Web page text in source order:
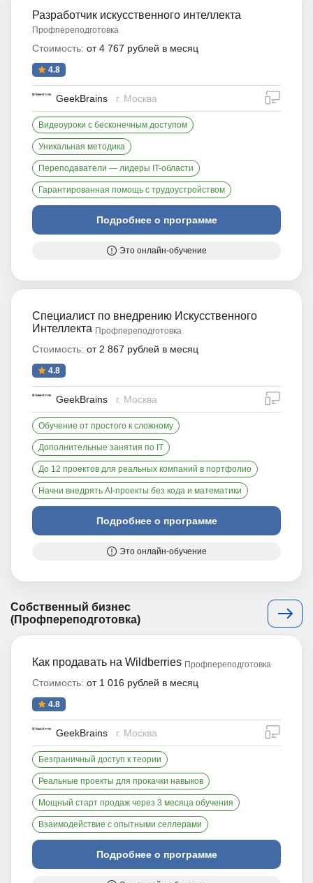
Разработчик искусственного интеллекта
Профпереподготовка
Стоимость: от 4 767 рублей в месяц
4.8
GeekBrains г. Москва
Видеоуроки с бесконечным доступом
Уникальная методика
Переподаватели — лидеры IT-области
Гарантированная помощь с трудоустройством
Подробнее о программе
Это онлайн-обучение
Специалист по внедрению Искусственного
Интеллекта Профпереподготовка
Стоимость: от 2 867 рублей в месяц
4.8
GeekBrains г. Москва
Обучение от простого к сложному
Дополнительные занятия по IT
До 12 проектов для реальных компаний в портфолио
Начни внедрять AI-проекты без кода и математики
Подробнее о программе
Это онлайн-обучение
Собственный бизнес
(Профпереподготовка)
Как продавать на Wildberries Профпереподготовка
Стоимость: от 1 016 рублей в месяц
4.8
GeekBrains г. Москва
Безграничный доступ к теории
Реальные проекты для прокачки навыков
Мощный старт продаж через 3 месяца обучения
Взаимодействие с опытными селлерами
Подробнее о программе